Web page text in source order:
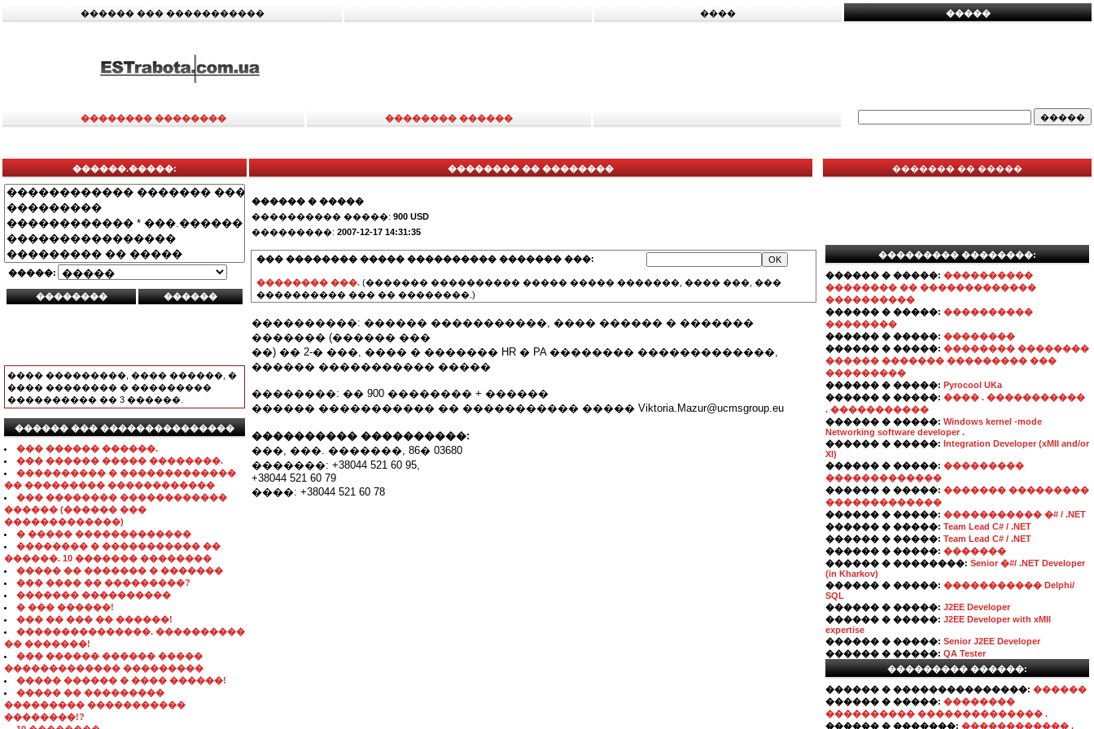
������ ��� ����������� ���� �����
�������� �������� �������� ������
������.�����:
�����:
���� ���������, ���� ������, �
���� �������� � ���������
���������� �� 3 ������.
������ ��� ���������������
��� ������ ������.
��� ������ ����� ��������.
���������� � �������������
�� ��������� ������������
��� �������� ������������
������ (������ ���
�������������)
� ����� �������������
�������� � ����������� ��
������. 10 ������� ��������
����� �� ������� � �������
��� ���� �� ���������?
������� ����������
� ��� ������!
��� �� ��� �� ������!
���������������. ����������
�� �������!
��� ������ ������ �����
������������� ���������
����� ������ � ���� ������!
����� �� ���������
��������� �����������
��������!?
�������� �� ��������
������ � �����
���������� �����: 900 USD
���������: 2007-12-17 14:31:35
��� �������� ����� ���������� ������� ���:
�������� ���. (������� ���������� ����� ����� �������, ���� ���, ���
���������� ��� �� ��������.)
����������: ������ �����������, ���� ������ � �������
������� (������ ���
��) �� 2-� ���, ���� � ������� HR � PA �������� �������������,
������ ����������� �����
��������: �� 900 �������� + ������
������ ����������� �� ����������� ����� Viktoria.Mazur@ucmsgroup.eu
���������� ����������:
���, ���. �������, 86� 03680
�������: +38044 521 60 95,
+38044 521 60 79
����: +38044 521 60 78
������� �� �����
��������� ��������:
������ � �����: ����������
�������� �� �������������
����������
������ � �����: ����������
��������
������ � �����: ��������
������ � �����: �������� ��������
������ ������� ��������� ���
���������
������ � �����: Pyrocool UKa
������ � �����: ���� . �����������
. �����������
������ � �����: Windows kernel -mode
Networking software developer .
������ � �����: Integration Developer (xMII and/or
XI)
������ � �����: ���������
�������������
������ � �����: ������� ���������
�������������
������ � �����: ����������� �# / .NET
������ � �����: Team Lead C# / .NET
������ � �����: Team Lead C# / .NET
������ � �����: �������
������ � ��������: Senior �#/ .NET Developer
(in Kharkov)
������ � �����: ����������� Delphi/
SQL
������ � �����: J2EE Developer
������ � �����: J2EE Developer with xMII
expertise
������ � �����: Senior J2EE Developer
������ � �����: QA Tester
��������� ������:
������ � ���������������: ������
������ � �����: ��������
���������� �������������� .
������ � �������: ������������ ,